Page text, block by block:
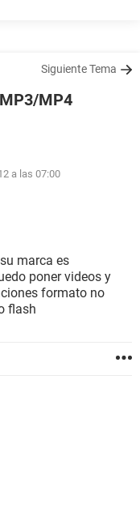
Siguiente Tema
MP4
a las 07:00
marca es
poner videos y
formato no
flash